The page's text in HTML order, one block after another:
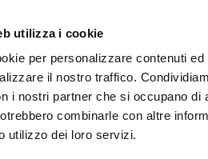
utilizza i cookie
per personalizzare contenuti
il nostro traffico.
i nostri partner che si occupano di
combinarle con altre
utilizzo dei loro servizi.
La Fondazione
Home Servizi alla persona